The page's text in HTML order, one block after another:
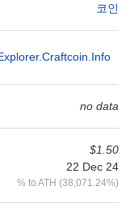
코인
no data
$1.50
22 Dec 24
% to ATH (38,071.24%)
너십으로 풍부해지며,
협력은 CraftCoin의
점을 둔 활기찬 커뮤
독특한 기술적 특징과
틸리티를 제공합니다.
용자가 가치를 전송하
(dApps)과 상호작용할